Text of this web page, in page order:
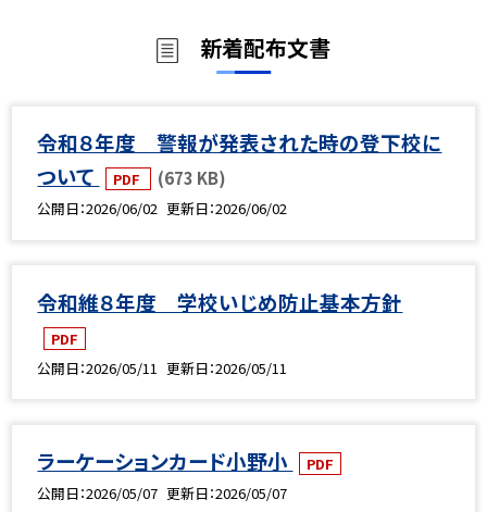
新着配布文書
令和８年度 警報が発表された時の登下校に
ついて
PDF (673 KB)
公開日 2026/06/02 更新日 2026/06/02
令和維８年度 学校いじめ防止基本方針
PDF
公開日 2026/05/11 更新日 2026/05/11
ラーケーションカード小野小
PDF
公開日 2026/05/07 更新日 2026/05/07